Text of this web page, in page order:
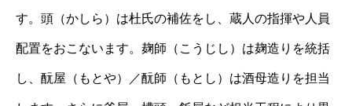
す。頭（かしら）は杜氏の補佐をし、蔵人の指揮や人員
配置をおこないます。麹師（こうじし）は麹造りを統括
し、酛屋（もとや）／酛師（もとし）は酒母造りを担当